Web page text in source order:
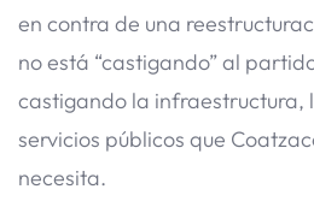
en contra de una
no está “castigando” al
castigando la infraestructura,
servicios públicos que
necesita.